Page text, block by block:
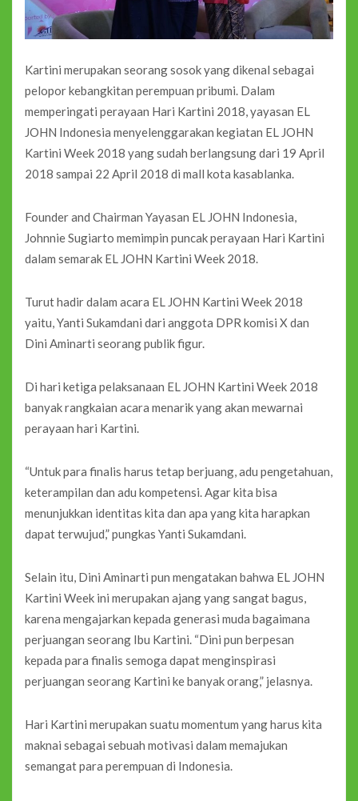
Kartini merupakan seorang sosok yang dikenal sebagai
pelopor kebangkitan perempuan pribumi. Dalam
memperingati perayaan Hari Kartini 2018, yayasan EL
JOHN Indonesia menyelenggarakan kegiatan EL JOHN
Kartini Week 2018 yang sudah berlangsung dari 19 April
2018 sampai 22 April 2018 di mall kota kasablanka.
Founder and Chairman Yayasan EL JOHN Indonesia,
Johnnie Sugiarto memimpin puncak perayaan Hari Kartini
dalam semarak EL JOHN Kartini Week 2018.
Turut hadir dalam acara EL JOHN Kartini Week 2018
yaitu, Yanti Sukamdani dari anggota DPR komisi X dan
Dini Aminarti seorang publik figur.
Di hari ketiga pelaksanaan EL JOHN Kartini Week 2018
banyak rangkaian acara menarik yang akan mewarnai
perayaan hari Kartini.
“Untuk para finalis harus tetap berjuang, adu pengetahuan,
keterampilan dan adu kompetensi. Agar kita bisa
menunjukkan identitas kita dan apa yang kita harapkan
dapat terwujud,” pungkas Yanti Sukamdani.
Selain itu, Dini Aminarti pun mengatakan bahwa EL JOHN
Kartini Week ini merupakan ajang yang sangat bagus,
karena mengajarkan kepada generasi muda bagaimana
perjuangan seorang Ibu Kartini. “Dini pun berpesan
kepada para finalis semoga dapat menginspirasi
perjuangan seorang Kartini ke banyak orang,” jelasnya.
Hari Kartini merupakan suatu momentum yang harus kita
maknai sebagai sebuah motivasi dalam memajukan
semangat para perempuan di Indonesia.